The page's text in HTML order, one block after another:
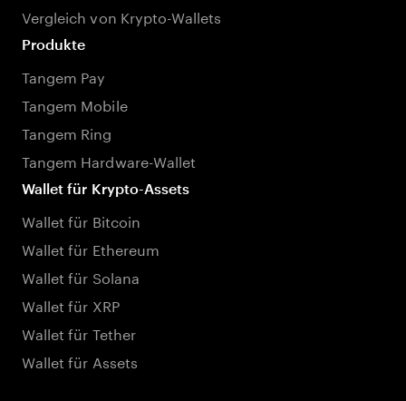
Vergleich von Krypto-Wallets
Produkte
Tangem Pay
Tangem Mobile
Tangem Ring
Tangem Hardware-Wallet
Wallet für Krypto-Assets
Wallet für Bitcoin
Wallet für Ethereum
Wallet für Solana
Wallet für XRP
Wallet für Tether
Wallet für Assets